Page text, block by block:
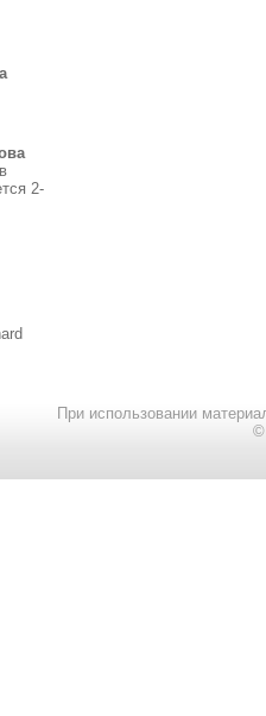
2-
При использовании